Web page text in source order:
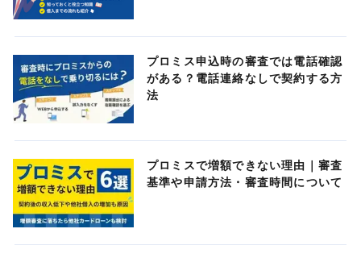
プロミス申込時の審査では電話確認
がある？電話連絡なしで契約する方
法
プロミスで増額できない理由｜審査
基準や申請方法・審査時間について